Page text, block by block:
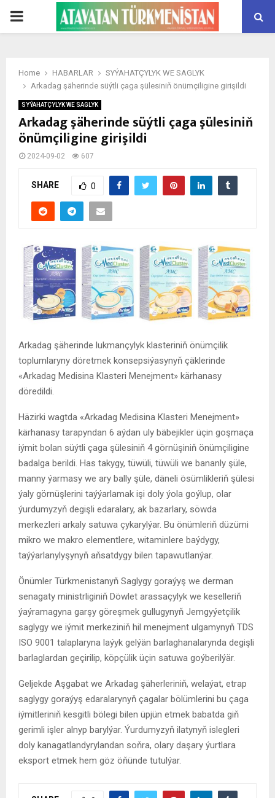
PRIMARY
Home HABARLAR
SYÝAHATÇYLYK WE SAGLYK
Arkadag şäherinde süýtli çaga şülesiniň önümçiligine girişildi
SYÝAHATÇYLYK WE SAGLYK
Arkadag şäherinde süýtli çaga şülesiniň
önümçiligine girişildi
2024-09-02 607
SHARE 0
Arkadag şäherinde lukmançylyk klasteriniň önümçilik
toplumlaryny döretmek konsepsiýasynyň çäklerinde
«Arkadag Medisina Klasteri Menejment» kärhanasy
döredildi.
Häzirki wagtda «Arkadag Medisina Klasteri Menejment»
kärhanasy tarapyndan 6 aýdan uly bäbejikler üçin goşmaça
iýmit bolan süýtli çaga şülesiniň 4 görnüşiniň önümçiligine
badalga berildi. Has takygy, tüwüli, tüwüli we bananly şüle,
manny ýarmasy we ary bally şüle, däneli ösümlikleriň şülesi
ýaly görnüşlerini taýýarlamak işi doly ýola goýlup, olar
ýurdumyzyň degişli edaralary, ak bazarlary, söwda
merkezleri arkaly satuwa çykarylýar. Bu önümleriň düzümi
mikro we makro elementlere, witaminlere baýdygy,
taýýarlanylyşynyň aňsatdygy bilen tapawutlanýar.
Önümler Türkmenistanyň Saglygy goraýyş we derman
senagaty ministrliginiň Döwlet arassaçylyk we keselleriň
ýaýramagyna garşy göreşmek gullugynyň Jemgyýetçilik
saglygy we iýmit merkeziniň hil menejment ulgamynyň TDS
ISO 9001 talaplaryna laýyk gelýän barlaghanalarynda degişli
barlaglardan geçirilip, köpçülik üçin satuwa goýberilýär.
Geljekde Aşgabat we Arkadag şäherleriniň, welaýat, etrap
saglygy goraýyş edaralarynyň çagalar bölümlerini bu çaga
iýmitleriniň kesgitli bölegi bilen üpjün etmek babatda giň
gerimli işler alnyp barylýar. Ýurdumyzyň ilatynyň islegleri
doly kanagatlandyrylandan soňra, olary daşary ýurtlara
eksport etmek hem göz öňünde tutulýar.